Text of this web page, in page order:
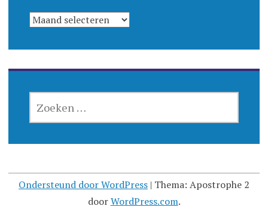
KALENDER
NAAR:
Ondersteund door WordPress | Thema: Apostrophe 2
doorWordPress.com.